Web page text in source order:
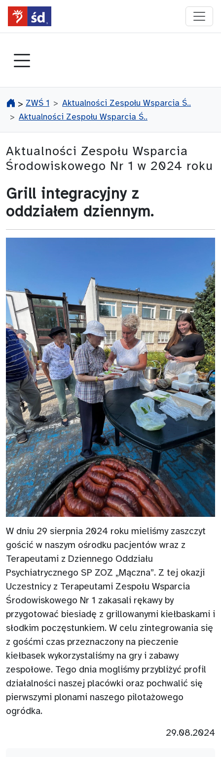
przejdź do głównego menu
> ZWŚ 1
Aktualności Zespołu Wsparcia Ś..
Aktualności Zespołu Wsparcia Ś..
Aktualności Zespołu Wsparcia
Środowiskowego Nr 1 w 2024 roku
Grill integracyjny z
oddziałem dziennym.
W dniu 29 sierpnia 2024 roku mieliśmy zaszczyt
gościć w naszym ośrodku pacjentów wraz z
Terapeutami z Dziennego Oddziału
Psychiatrycznego SP ZOZ „Mączna”. Z tej okazji
Uczestnicy z Terapeutami Zespołu Wsparcia
Środowiskowego Nr 1 zakasali rękawy by
przygotować biesiadę z grillowanymi kiełbaskami i
słodkim poczęstunkiem. W celu zintegrowania się
z gośćmi czas przeznaczony na pieczenie
kiełbasek wykorzystaliśmy na gry i zabawy
zespołowe. Tego dnia mogliśmy przybliżyć profil
działalności naszej placówki oraz pochwalić się
pierwszymi plonami naszego pilotażowego
ogródka.
29.08.2024